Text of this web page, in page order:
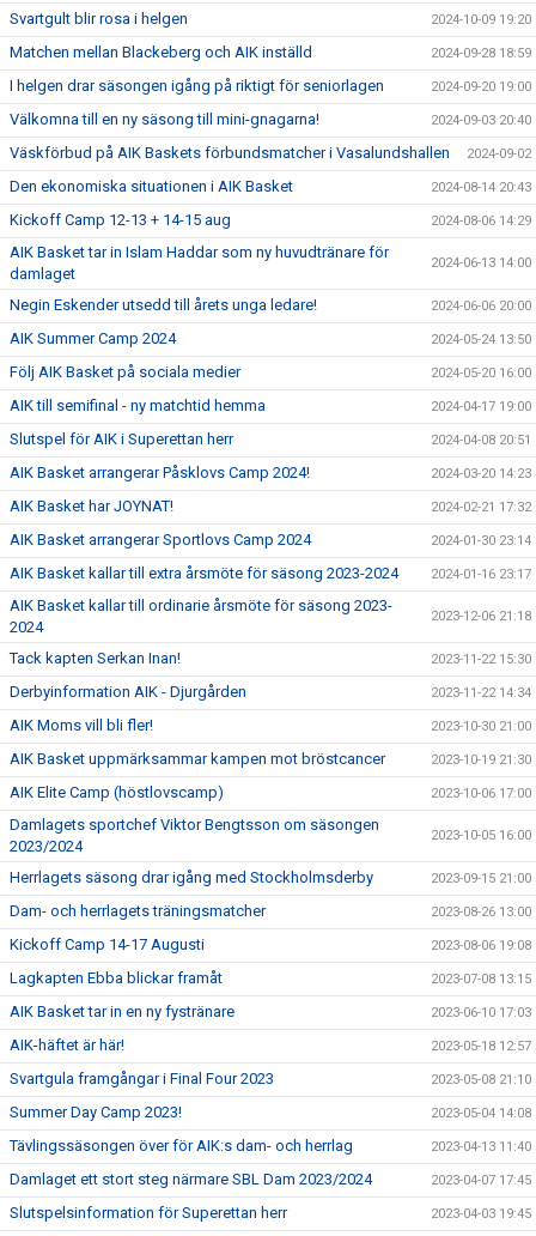
Svartgult blir rosa i helgen 2024-10-09 19:20
Matchen mellan Blackeberg och AIK inställd 2024-09-28 18:59
I helgen drar säsongen igång på riktigt för seniorlagen 2024-09-20 19:00
Välkomna till en ny säsong till mini-gnagarna! 2024-09-03 20:40
Väskförbud på AIK Baskets förbundsmatcher i Vasalundshallen 2024-09-02
Den ekonomiska situationen i AIK Basket 2024-08-14 20:43
Kickoff Camp 12-13 + 14-15 aug 2024-08-06 14:29
AIK Basket tar in Islam Haddar som ny huvudtränare för
damlaget
2024-06-13 14:00
Negin Eskender utsedd till årets unga ledare! 2024-06-06 20:00
AIK Summer Camp 2024 2024-05-24 13:50
Följ AIK Basket på sociala medier 2024-05-20 16:00
AIK till semifinal - ny matchtid hemma 2024-04-17 19:00
Slutspel för AIK i Superettan herr 2024-04-08 20:51
AIK Basket arrangerar Påsklovs Camp 2024! 2024-03-20 14:23
AIK Basket har JOYNAT! 2024-02-21 17:32
AIK Basket arrangerar Sportlovs Camp 2024 2024-01-30 23:14
AIK Basket kallar till extra årsmöte för säsong 2023-2024 2024-01-16 23:17
AIK Basket kallar till ordinarie årsmöte för säsong 2023-
2024
2023-12-06 21:18
Tack kapten Serkan Inan! 2023-11-22 15:30
Derbyinformation AIK - Djurgården 2023-11-22 14:34
AIK Moms vill bli fler! 2023-10-30 21:00
AIK Basket uppmärksammar kampen mot bröstcancer 2023-10-19 21:30
AIK Elite Camp (höstlovscamp) 2023-10-06 17:00
Damlagets sportchef Viktor Bengtsson om säsongen
2023/2024
2023-10-05 16:00
Herrlagets säsong drar igång med Stockholmsderby 2023-09-15 21:00
Dam- och herrlagets träningsmatcher 2023-08-26 13:00
Kickoff Camp 14-17 Augusti 2023-08-06 19:08
Lagkapten Ebba blickar framåt 2023-07-08 13:15
AIK Basket tar in en ny fystränare 2023-06-10 17:03
AIK-häftet är här! 2023-05-18 12:57
Svartgula framgångar i Final Four 2023 2023-05-08 21:10
Summer Day Camp 2023! 2023-05-04 14:08
Tävlingssäsongen över för AIK:s dam- och herrlag 2023-04-13 11:40
Damlaget ett stort steg närmare SBL Dam 2023/2024 2023-04-07 17:45
Slutspelsinformation för Superettan herr 2023-04-03 19:45